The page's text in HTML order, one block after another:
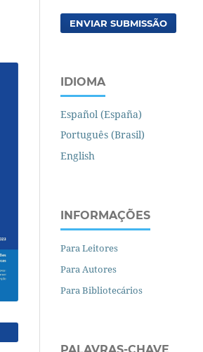
ENVIAR SUBMISSÃO
IDIOMA
Español (España)
Português (Brasil)
English
INFORMAÇÕES
Para Leitores
Para Autores
Para Bibliotecários